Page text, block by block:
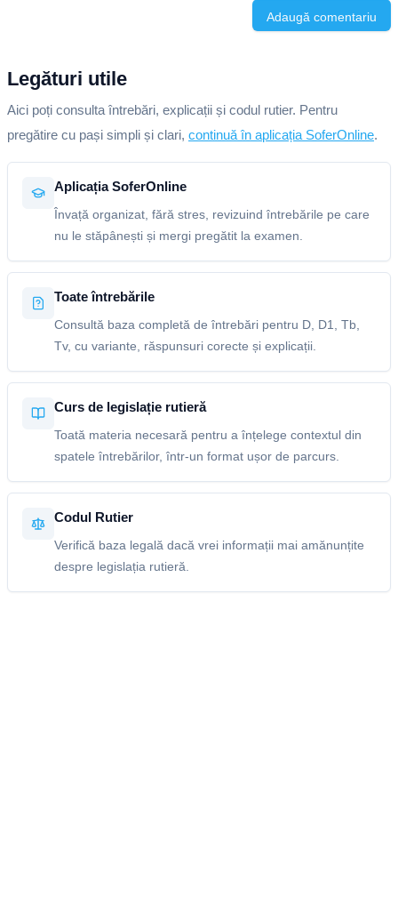
Adaugă comentariu
Legături utile
Aici poți consulta întrebări, explicații și codul rutier. Pentru
pregătire cu pași simpli și clari, continuă în aplicația SoferOnline.
Aplicația SoferOnline
Învață organizat, fără stres, revizuind întrebările pe care
nu le stăpânești și mergi pregătit la examen.
Toate întrebările
Consultă baza completă de întrebări pentru D, D1, Tb,
Tv, cu variante, răspunsuri corecte și explicații.
Curs de legislație rutieră
Toată materia necesară pentru a înțelege contextul din
spatele întrebărilor, într-un format ușor de parcurs.
Codul Rutier
Verifică baza legală dacă vrei informații mai amănunțite
despre legislația rutieră.